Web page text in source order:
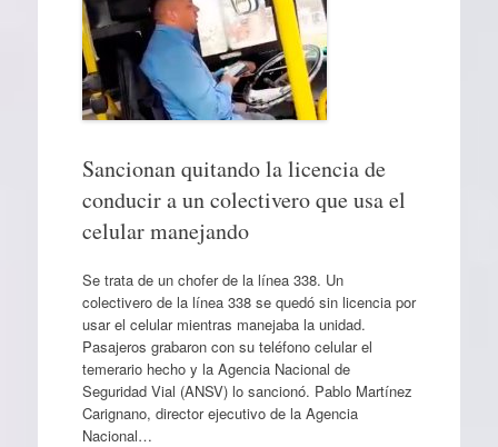
Sancionan quitando la licencia de
conducir a un colectivero que usa el
celular manejando
Se trata de un chofer de la línea 338. Un
colectivero de la línea 338 se quedó sin licencia por
usar el celular mientras manejaba la unidad.
Pasajeros grabaron con su teléfono celular el
temerario hecho y la Agencia Nacional de
Seguridad Vial (ANSV) lo sancionó. Pablo Martínez
Carignano, director ejecutivo de la Agencia
Nacional…